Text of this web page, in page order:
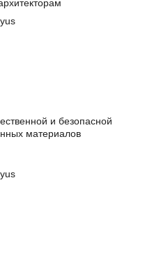
и безопасной
материалов